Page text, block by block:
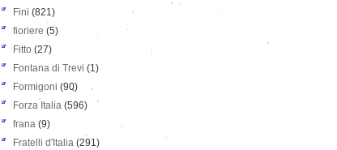
Fini (821)
fioriere (5)
Fitto (27)
Fontana di Trevi (1)
Formigoni (90)
Forza Italia (596)
frana (9)
Fratelli d'Italia (291)